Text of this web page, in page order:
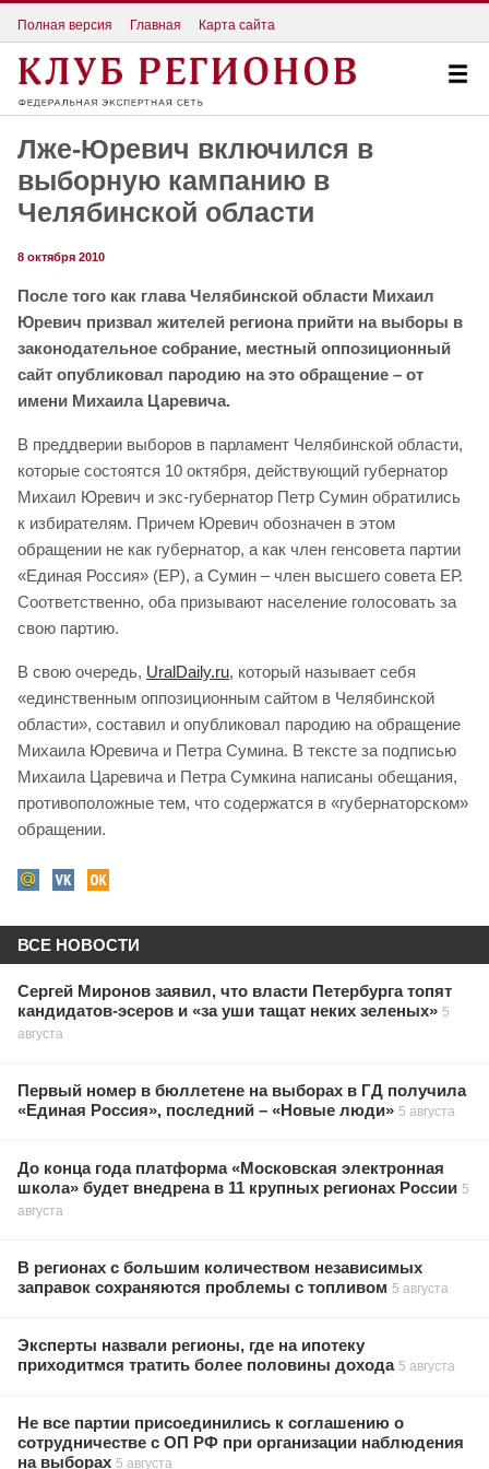
Полная версия Главная Карта сайта
Лже-Юревич включился в
выборную кампанию в
Челябинской области
8 октября 2010
После того как глава Челябинской области Михаил
Юревич призвал жителей региона прийти на выборы в
законодательное собрание, местный оппозиционный
сайт опубликовал пародию на это обращение – от
имени Михаила Царевича.
В преддверии выборов в парламент Челябинской области,
которые состоятся 10 октября, действующий губернатор
Михаил Юревич и экс-губернатор Петр Сумин обратились
к избирателям. Причем Юревич обозначен в этом
обращении не как губернатор, а как член генсовета партии
«Единая Россия» (ЕР), а Сумин – член высшего совета ЕР.
Соответственно, оба призывают население голосовать за
свою партию.
В свою очередь, UralDaily.ru, который называет себя
«единственным оппозиционным сайтом в Челябинской
области», составил и опубликовал пародию на обращение
Михаила Юревича и Петра Сумина. В тексте за подписью
Михаила Царевича и Петра Сумкина написаны обещания,
противоположные тем, что содержатся в «губернаторском»
обращении.
ВСЕ НОВОСТИ
Сергей Миронов заявил, что власти Петербурга топят
кандидатов-эсеров и «за уши тащат неких зеленых» 5
августа
Первый номер в бюллетене на выборах в ГД получила
«Единая Россия», последний – «Новые люди» 5 августа
До конца года платформа «Московская электронная
школа» будет внедрена в 11 крупных регионах России 5
августа
В регионах с большим количеством независимых
заправок сохраняются проблемы с топливом 5 августа
Эксперты назвали регионы, где на ипотеку
приходитмся тратить более половины дохода 5 августа
Не все партии присоединились к соглашению о
сотрудничестве с ОП РФ при организации наблюдения
на выборах 5 августа